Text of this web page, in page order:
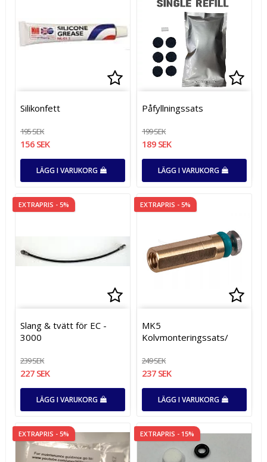
Lägg till i favoritlistan
Silikonfett
195 SEK
156 SEK
LÄGG I VARUKORG
Påfyllningssats
199 SEK
189 SEK
LÄGG I VARUKORG
EXTRAPRIS - 5%
Lägg till i favoritlistan
Slang & tvätt för EC -
3000
239 SEK
227 SEK
LÄGG I VARUKORG
EXTRAPRIS - 5%
MK5
Kolvmonteringssats/
249 SEK
237 SEK
LÄGG I VARUKORG
EXTRAPRIS - 5% EXTRAPRIS - 15%